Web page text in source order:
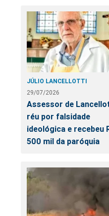
JÚLIO LANCELLOTTI
29/07/2026
Assessor de
réu por falsidade
ideológica e recebeu
500 mil da paróquia